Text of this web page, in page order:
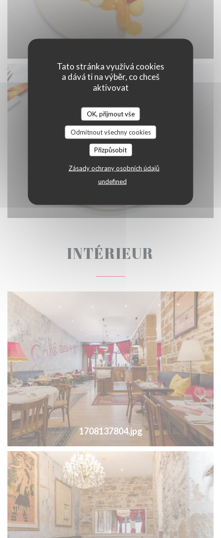
Tato stránka využívá cookies
a dává ti na výběr, co chceš
aktivovat
OK, přijmout vše
Odmítnout všechny cookies
Přizpůsobit
Zásady ochrany osobních údajů
undefined
INTÉRIEUR
1708137804.jpg